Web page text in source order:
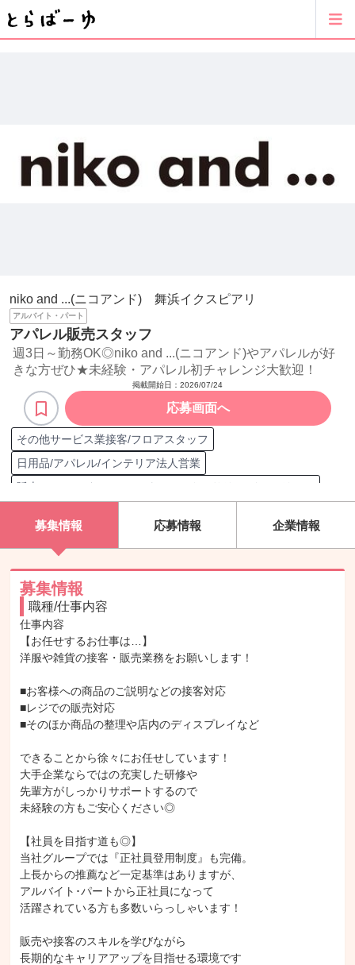
niko and ...(ニコアンド) 舞浜イクスピアリ
アルバイト・パート
アパレル販売スタッフ
週3日～勤務OK◎niko and ...(ニコアンド)やアパレルが好
きな方ぜひ★未経験・アパレル初チャレンジ大歓迎！
掲載開始日： 2026/07/24
応募画面へ
その他サービス業接客/フロアスタッフ
日用品/アパレル/インテリア法人営業
販売/フロアスタッフ（アパレル/アクセサリー/インテリア）
販売職担当
ファストブランド販売
カジュアルブランド販売
インテリア
顧客 男性
靴 品出し/商品陳列
募集情報 応募情報 企業情報
募集情報
職種/仕事内容
仕事内容
【お任せするお仕事は…】
洋服や雑貨の接客・販売業務をお願いします！
■お客様への商品のご説明などの接客対応
■レジでの販売対応
■そのほか商品の整理や店内のディスプレイなど
できることから徐々にお任せしています！
大手企業ならではの充実した研修や
先輩方がしっかりサポートするので
未経験の方もご安心ください◎
【社員を目指す道も◎】
当社グループでは『正社員登用制度』も完備。
上長からの推薦など一定基準はありますが、
アルバイト･パートから正社員になって
活躍されている方も多数いらっしゃいます！
販売や接客のスキルを学びながら
長期的なキャリアアップを目指せる環境です